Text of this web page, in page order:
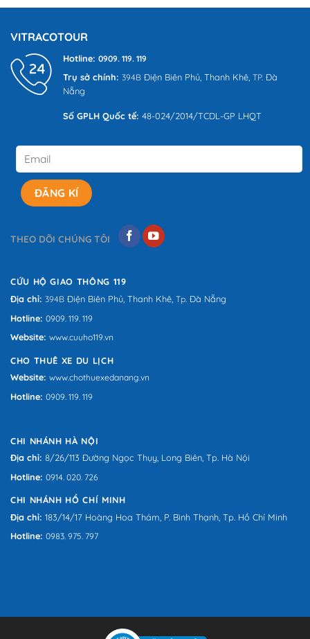
VITRACOTOUR
Hotline: 0909. 119. 119
Trụ sở chính: 394B Điện Biên Phủ, Thanh Khê, TP. Đà
Nẵng
Số GPLH Quốc tế: 48-024/2014/TCDL-GP LHQT
THEO DÕI CHÚNG TÔI
CỨU HỘ GIAO THÔNG 119
Địa chỉ: 394B Điện Biên Phủ, Thanh Khê, Tp. Đà Nẵng
Hotline: 0909. 119. 119
Website: www.cuuho119.vn
CHO THUÊ XE DU LỊCH
Website: www.chothuexedanang.vn
Hotline: 0909. 119. 119
CHI NHÁNH HÀ NỘI
Địa chỉ: 8/26/113 Đường Ngọc Thụy, Long Biên, Tp. Hà Nội
Hotline: 0914. 020. 726
CHI NHÁNH HỒ CHÍ MINH
Địa chỉ: 183/14/17 Hoàng Hoa Thám, P. Bình Thạnh, Tp. Hồ Chí Minh
Hotline: 0983. 975. 797